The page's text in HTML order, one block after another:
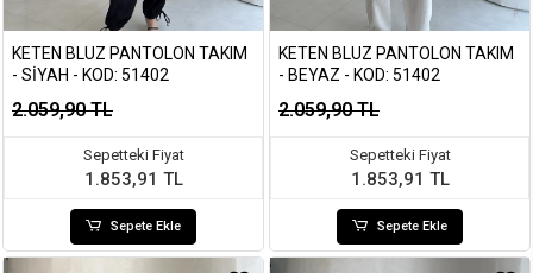
KETEN BLUZ PANTOLON TAKIM
- SIYAH - KOD: 51402
2.059,90 TL
Sepetteki Fiyat
1.853,91 TL
Sepete Ekle
KETEN BLUZ PANTOLON TAKIM
- BEYAZ - KOD: 51402
2.059,90 TL
Sepetteki Fiyat
1.853,91 TL
Sepete Ekle